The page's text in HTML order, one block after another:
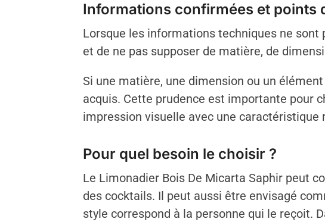
Informations confirmées et points
Lorsque les informations techniques ne
et de ne pas supposer de matière, de
Si une matière, une dimension ou un
acquis. Cette prudence est importante pour
impression visuelle avec une
Pour quel besoin le choisir ?
Le Limonadier Bois De Micarta Saphir peut
des cocktails. Il peut aussi être envisagé
style correspond à la personne qui le reçoit.